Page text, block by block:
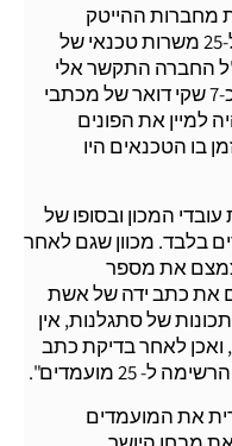
מחברות ההייטק
המובילות פרסמה מודעת דרושים ל-25 משרות טכנאי של
החברה התקשר אלי
בהיסטריה ואמר כי החברה קיבלה כ-7 שקי דואר של מכתבי
למיין את הפונים
בו הטכנאים היו
המכון ובסופו של
לראיון כ- 60 מועמדים בלבד. מכוון שגם לאחר
את מספר
גם את כתב ידה של אשת
של סתגלנות, אין
ואכן לאחר בדיקת כתב
מועמדים".
את המועמדים